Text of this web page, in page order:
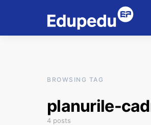
BROWSING TAG
planurile-
4 posts